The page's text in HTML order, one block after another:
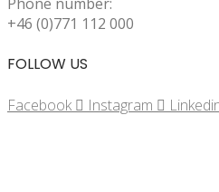
+46 (0)771 112 000
FOLLOW US
Facebook Instagram